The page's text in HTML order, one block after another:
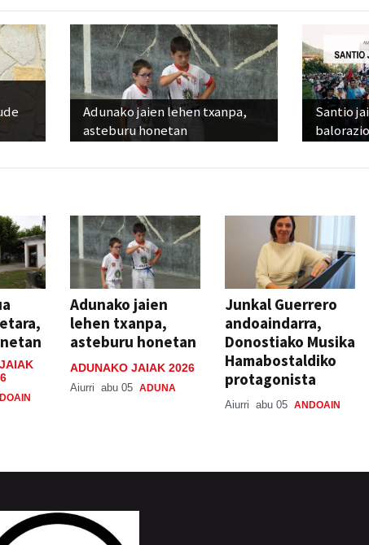
Adunako jaien lehen txanpa,
asteburu honetan
Santio
Adunako jaien
lehen txanpa,
asteburu honetan
ADUNAKO JAIAK 2026
Aiurri abu 05 ADUNA
Junkal Guerrero
andoaindarra,
Donostiako Musika
Hamabostaldiko
protagonista
Aiurri abu 05 ANDOAIN